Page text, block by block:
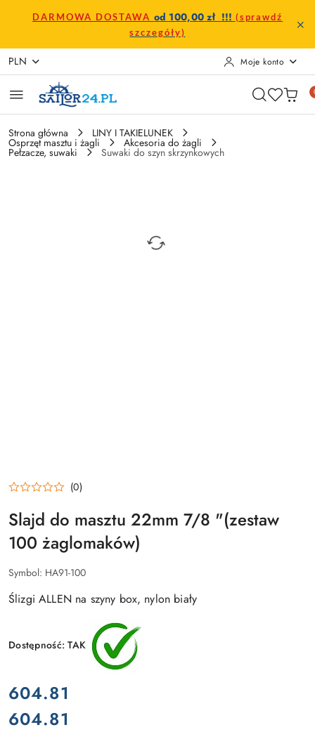
Przejdź do treści głównej
Przejdź do wyszukiwarki
Przejdź do moje konto
Przejdź do menu głównego
Przejdź do opisu produktu
Przejdź do stopki
DARMOWA DOSTAWA od 100,00 zł !!! (sprawdź
szczegóły)
PLN Moje konto
Strona główna LINY I TAKIELUNEK
Osprzęt masztu i żagli Akcesoria do żagli
Pełzacze, suwaki Suwaki do szyn skrzynkowych
(0)
Slajd do masztu 22mm 7/8 "(zestaw
100 żaglomaków)
Symbol: HA91-100
Ślizgi ALLEN na szyny box, nylon biały
Dostępność:TAK
cena:
604.81
Cena:
604.81